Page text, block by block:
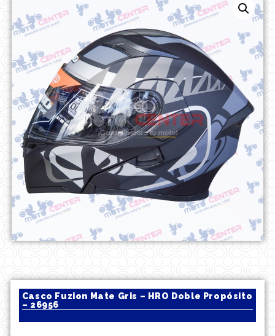
Casco Fuzion Mate Gris – HRO Doble Propósito
– 26956